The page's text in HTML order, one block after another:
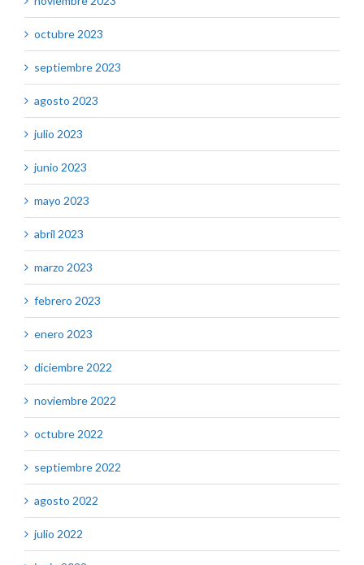
octubre 2023
septiembre 2023
agosto 2023
julio 2023
junio 2023
mayo 2023
abril 2023
marzo 2023
febrero 2023
enero 2023
diciembre 2022
noviembre 2022
octubre 2022
septiembre 2022
agosto 2022
julio 2022